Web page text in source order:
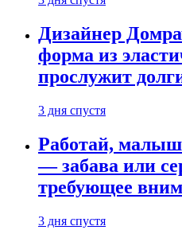
Дизайнер
форма из
прослужит
3 дня спустя
Работай,
— забава или
требующее
3 дня спустя